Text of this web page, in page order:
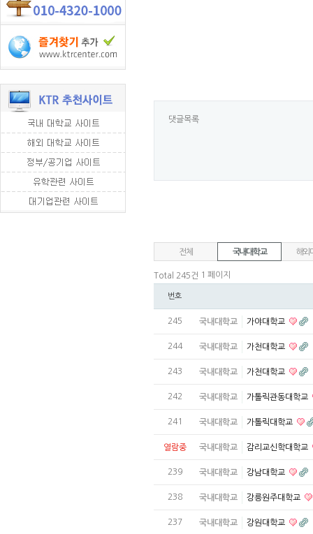
댓글목록
전체 국내대학교 해외
Total 245건 1 페이지
번호
245 국내대학교 가야대학교
244 국내대학교 가천대학교
243 국내대학교 가천대학교
242 국내대학교 가톨릭관동대학교
241 국내대학교 가톨릭대학교
열람중 국내대학교 감리교신학대학교
239 국내대학교 강남대학교
238 국내대학교 강릉원주대학교
237 국내대학교 강원대학교